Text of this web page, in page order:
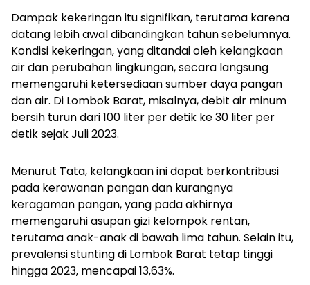
Dampak kekeringan itu signifikan, terutama karena
datang lebih awal dibandingkan tahun sebelumnya.
Kondisi kekeringan, yang ditandai oleh kelangkaan
air dan perubahan lingkungan, secara langsung
memengaruhi ketersediaan sumber daya pangan
dan air. Di Lombok Barat, misalnya, debit air minum
bersih turun dari 100 liter per detik ke 30 liter per
detik sejak Juli 2023.
Menurut Tata, kelangkaan ini dapat berkontribusi
pada kerawanan pangan dan kurangnya
keragaman pangan, yang pada akhirnya
memengaruhi asupan gizi kelompok rentan,
terutama anak-anak di bawah lima tahun. Selain itu,
prevalensi stunting di Lombok Barat tetap tinggi
hingga 2023, mencapai 13,63%.